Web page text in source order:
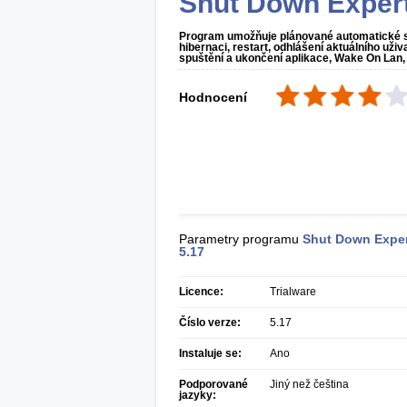
Program umožňuje plánované
hibernaci, restart, odhlášení aktuálního
spuštění a ukončení aplikace, Wake On
Hodnocení
Parametry programu Shut Down
5.17
Licence: Trialware
Číslo verze: 5.17
Instaluje se: Ano
Podporované
jazyky:
Jiný než čeština